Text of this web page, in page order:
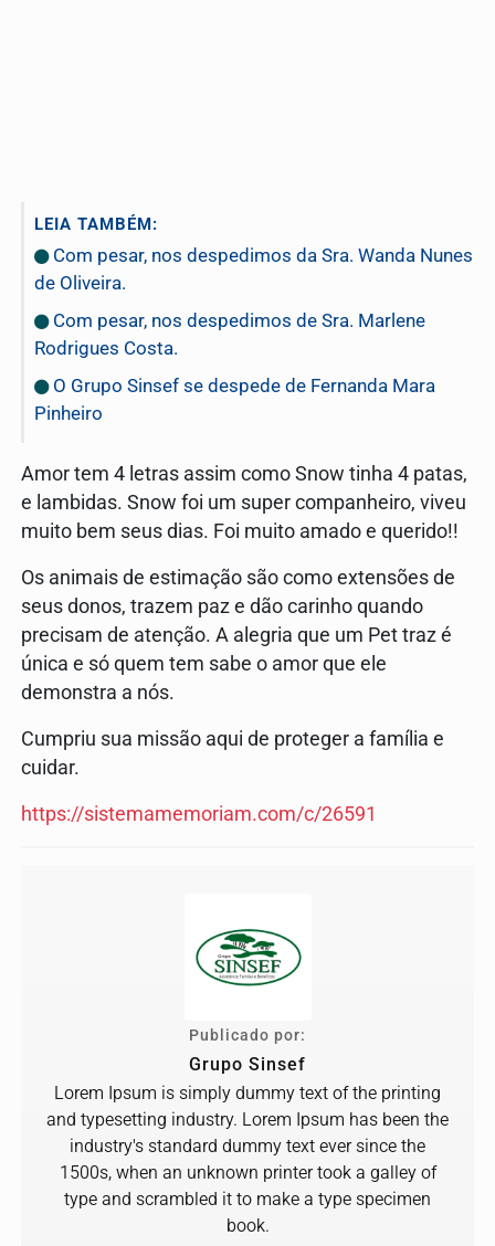
LEIA TAMBÉM:
Com pesar, nos despedimos da Sra. Wanda Nunes
de Oliveira.
Com pesar, nos despedimos de Sra. Marlene
Rodrigues Costa.
O Grupo Sinsef se despede de Fernanda Mara
Pinheiro
Amor tem 4 letras assim como Snow tinha 4 patas,
e lambidas. Snow foi um super companheiro, viveu
muito bem seus dias. Foi muito amado e querido!!
Os animais de estimação são como extensões de
seus donos, trazem paz e dão carinho quando
precisam de atenção. A alegria que um Pet traz é
única e só quem tem sabe o amor que ele
demonstra a nós.
Cumpriu sua missão aqui de proteger a família e
cuidar.
https://sistemamemoriam.com/c/26591
Publicado por:
Grupo Sinsef
Lorem Ipsum is simply dummy text of the printing
and typesetting industry. Lorem Ipsum has been the
industry's standard dummy text ever since the
1500s, when an unknown printer took a galley of
type and scrambled it to make a type specimen
book.